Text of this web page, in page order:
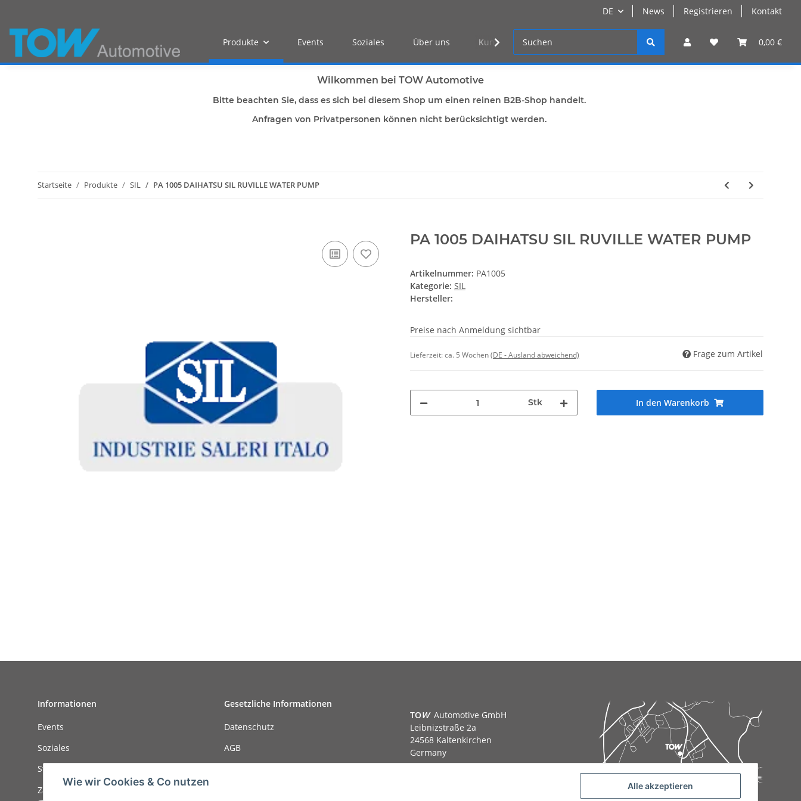
DE News Registrieren Kontakt
0,00 €
Produkte Events Soziales Über uns Kunden Log-in
Wilkommen bei TOW Automotive
Bitte beachten Sie, dass es sich bei diesem Shop um einen reinen B2B-Shop handelt.
Anfragen von Privatpersonen können nicht berücksichtigt werden.
Startseite Produkte SIL PA 1005 DAIHATSU SIL RUVILLE WATER PUMP
PA 1005 DAIHATSU SIL RUVILLE WATER PUMP
Artikelnummer: PA1005
Kategorie: SIL
Hersteller:
Preise nach Anmeldung sichtbar
Lieferzeit:ca. 5 Wochen(DE - Ausland abweichend) Frage zum Artikel
Stk In den Warenkorb
Informationen
Events
Soziales
Stellenanzeigen
Zahlungsmöglichkeiten
Gesetzliche Informationen
Datenschutz
AGB
TOW Automotive GmbH
Leibnizstraße 2a
24568 Kaltenkirchen
Germany
Wie wir Cookies & Co nutzen Alle akzeptieren